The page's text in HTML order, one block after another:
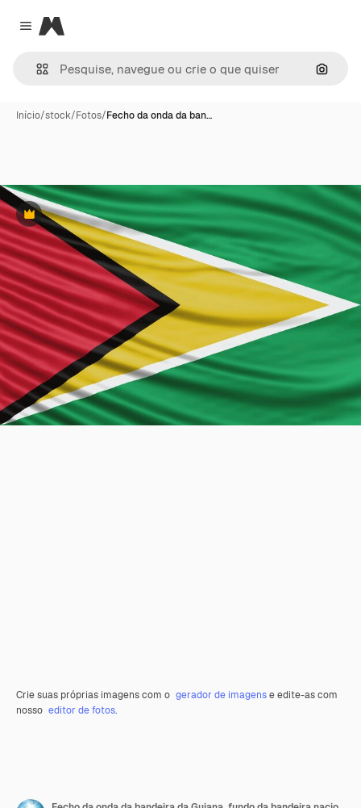
Close menu
Magnific
Início/stock/Fotos/Fecho da onda da ban…
Premium
Crie suas próprias imagens com o gerador de imagense edite-as com
nosso editor de fotos.